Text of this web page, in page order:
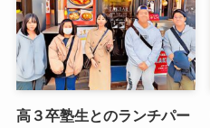
高３卒塾生とのランチパー